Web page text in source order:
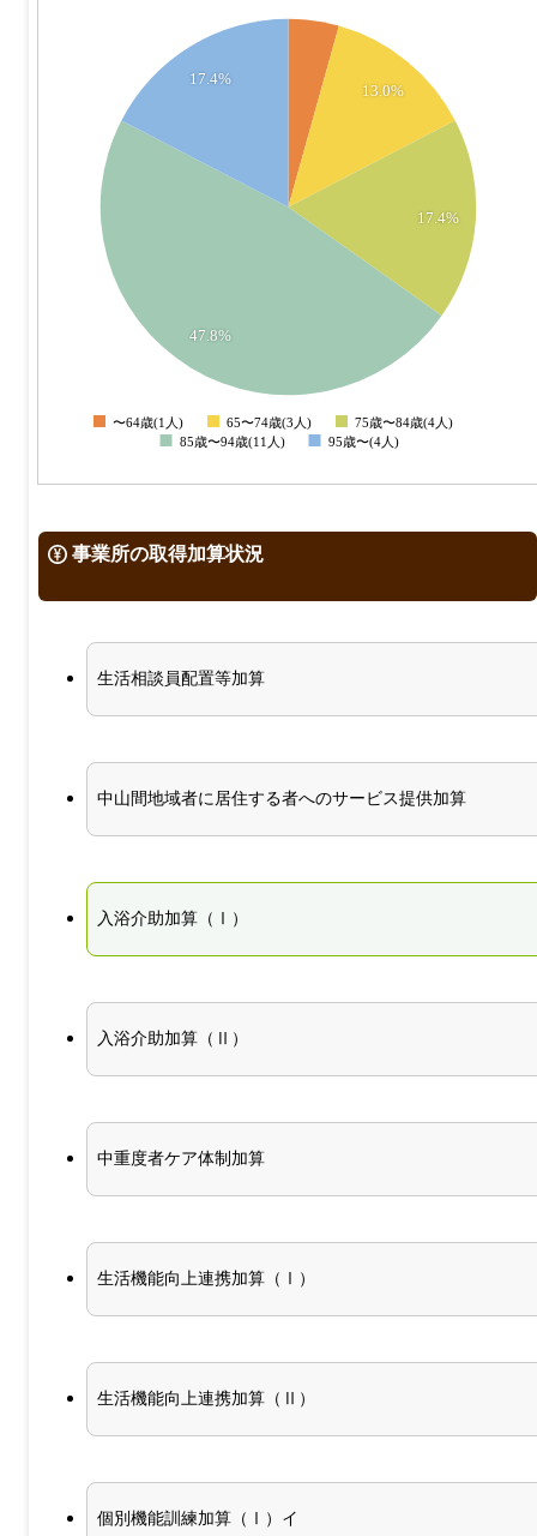
13.0%
17.4%
47.8%
17.4%
0
〜64歳(1人) 65〜74歳(3人)
75歳〜84歳(4人)
85歳〜94歳(11人)
95歳〜(4人)
事業所の取得加算状況
生活相談員配置等加算
中山間地域者に居住する者へのサービス提供加算
入浴介助加算（Ⅰ）
入浴介助加算（Ⅱ）
中重度者ケア体制加算
生活機能向上連携加算（Ⅰ）
生活機能向上連携加算（Ⅱ）
個別機能訓練加算（Ⅰ）イ